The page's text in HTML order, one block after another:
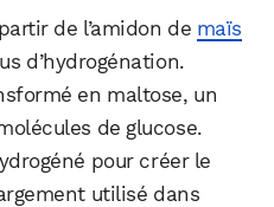
de l’amidon de maïs
d’hydrogénation.
en maltose, un
de glucose.
pour créer le
utilisé dans